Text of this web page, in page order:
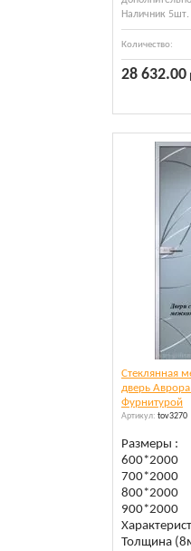
Наличник 5шт.
Количество:
28 632.00
Cтеклянная
дверь
Фурнитурой
Артикул: tov3270
Размеры :
600*2000
700*2000
800*2000
900*2000
Толщина